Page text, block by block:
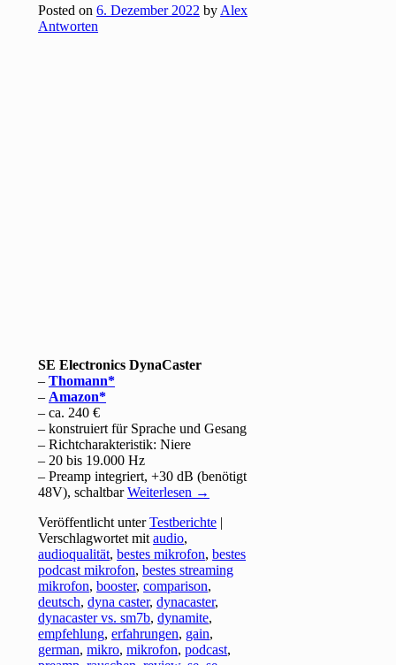
Posted on6. Dezember 2022 by Alex
Antworten
SE Electronics DynaCaster
–Thomann
– Amazon
– ca. 240 €
– konstruiert für Sprache und Gesang
– Richtcharakteristik: Niere
– 20 bis 19.000 Hz
– Preamp integriert, +30 dB (benötigt
48V), schaltbarWeiterlesen →
Veröffentlicht unter Testberichte |
Verschlagwortet mit audio,
audioqualität,bestes mikrofon,bestes
podcast mikrofon,bestes streaming
mikrofon,booster,comparison,
deutsch,dyna caster,dynacaster,
dynacaster vs. sm7b,dynamite,
empfehlung,erfahrungen, gain,
german,mikro,mikrofon,podcast,